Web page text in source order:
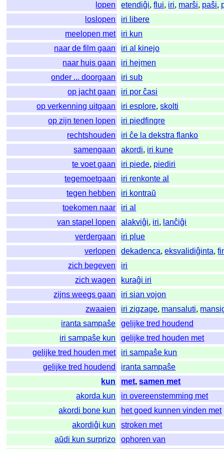
lopen
etendiĝi,flui, iri, marŝi, paŝi,
loslopen
iri libere
meelopen met
iri kun
naar de film gaan
iri al kinejo
naar huis gaan
iri hejmen
onder ... doorgaan
iri sub
op jacht gaan
iri por ĉasi
op verkenning uitgaan
iri esplore,skolti
op zijn tenen lopen
iri piedfingre
rechtshouden
iri ĉe la dekstra flanko
samengaan
akordi, iri kune
te voet gaan
iri piede, piediri
tegemoetgaan
iri renkonte al
tegen hebben
iri kontraŭ
toekomen naar
iri al
van stapel lopen
alakviĝi, iri, lanĉiĝi
verdergaan
iri plue
verlopen
dekadenca,eksvalidiĝinta,
zich begeven
iri
zich wagen
kuraĝi iri
zijns weegs gaan
iri sian vojon
zwaaien
iri zigzage, mansaluti,
iranta sampaŝe
gelijke tred houdend
iri sampaŝe kun
gelijke tred houden met
gelijke tred houden met
iri sampaŝe kun
gelijke tred houdend
iranta sampaŝe
kun
met,samen met
akorda kun
in overeenstemming met
akordi bone kun
het goed kunnen vinden met
akordiĝi kun
stroken met
aŭdi kun surprizo
ophoren van